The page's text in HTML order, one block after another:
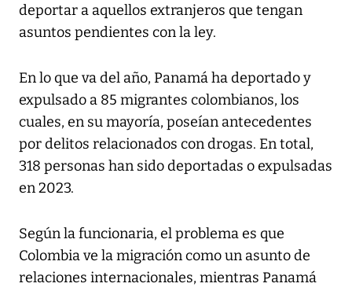
deportar a aquellos extranjeros que tengan
asuntos pendientes con la ley.
En lo que va del año, Panamá ha deportado y
expulsado a 85 migrantes colombianos, los
cuales, en su mayoría, poseían antecedentes
por delitos relacionados con drogas. En total,
318 personas han sido deportadas o expulsadas
en 2023.
Según la funcionaria, el problema es que
Colombia ve la migración como un asunto de
relaciones internacionales, mientras Panamá